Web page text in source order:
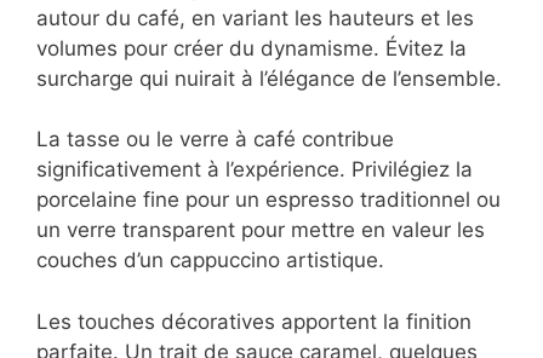
présentation. Une ardoise rectangulaire
apporte une touche contemporaine et
rustique. Une assiette blanche met en valeur
bois évoque une ambiance chaleureuse et
authentique.
L’arrangement spatial mérite votre attention.
Disposez les mignardises de manière
hauteurs et les volumes pour créer du
dynamisme. Évitez la surcharge qui nuirait à